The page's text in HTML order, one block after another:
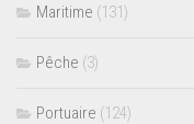
Maritime (131)
Pêche (3)
Portuaire (124)